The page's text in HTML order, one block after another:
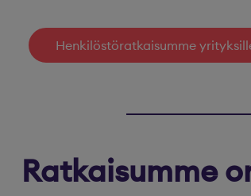
Henkilöstöratkaisumme
Ratkaisumme